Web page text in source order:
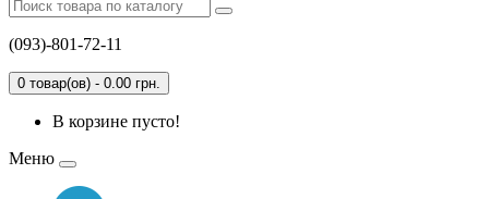
(093)-801-72-11
0 товар(ов) - 0.00 грн.
В корзине пусто!
Меню